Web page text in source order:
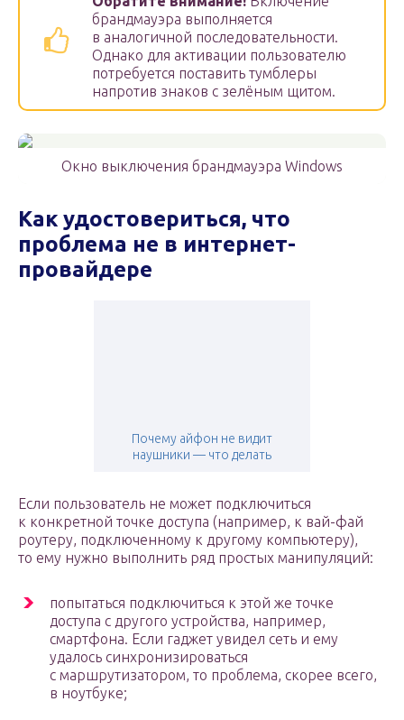
брандмауэра выполняется
в аналогичной последовательности.
Однако для активации пользователю
потребуется поставить тумблеры
напротив знаков с зелёным щитом.
Окно выключения брандмауэра Windows
Как удостовериться, что
проблема не в интернет-
провайдере
Почему айфон не видит
наушники — что делать
Если пользователь не может подключиться
к конкретной точке доступа (например, к вай-фай
роутеру, подключенному к другому компьютеру),
то ему нужно выполнить ряд простых манипуляций:
попытаться подключиться к этой же точке
доступа с другого устройства, например,
смартфона. Если гаджет увидел сеть и ему
удалось синхронизироваться
с маршрутизатором, то проблема, скорее всего,
в ноутбуке;